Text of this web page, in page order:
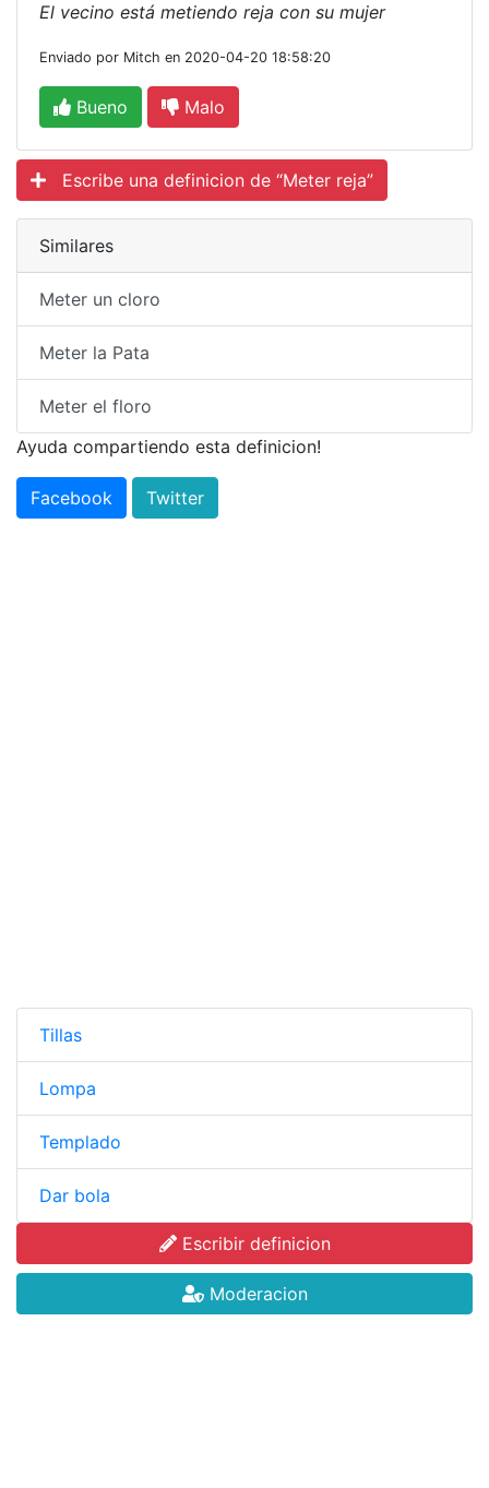
El vecino está metiendo reja con su mujer
Enviado por Mitch en 2020-04-20 18:58:20
Bueno Malo
Escribe una definicion de “Meter reja”
Similares
Meter un cloro
Meter la Pata
Meter el floro
Ayuda compartiendo esta definicion!
Facebook Twitter
Tillas
Lompa
Templado
Dar bola
Escribir definicion
Moderacion